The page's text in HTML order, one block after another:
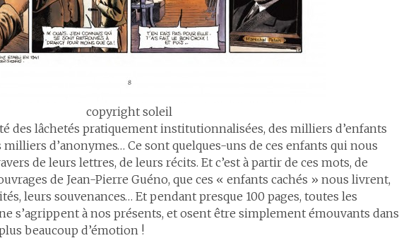
copyright soleil
des lâchetés pratiquement institutionnalisées, des milliers d’enfants
d’anonymes… Ce sont quelques-uns de ces enfants qui nous
de leurs lettres, de leurs récits. Et c’est à partir de ces mots, de
de Jean-Pierre Guéno, que ces « enfants cachés » nous livrent,
leurs souvenances… Et pendant presque 100 pages, toutes les
s’agrippent à nos présents, et osent être simplement émouvants dans
beaucoup d’émotion !